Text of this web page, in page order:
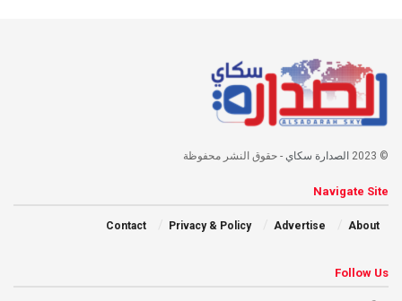
© 2023 الصدارة سكاي- حقوق النشر محفوظة
Navigate Site
About
Advertise
Privacy & Policy
Contact
Follow Us